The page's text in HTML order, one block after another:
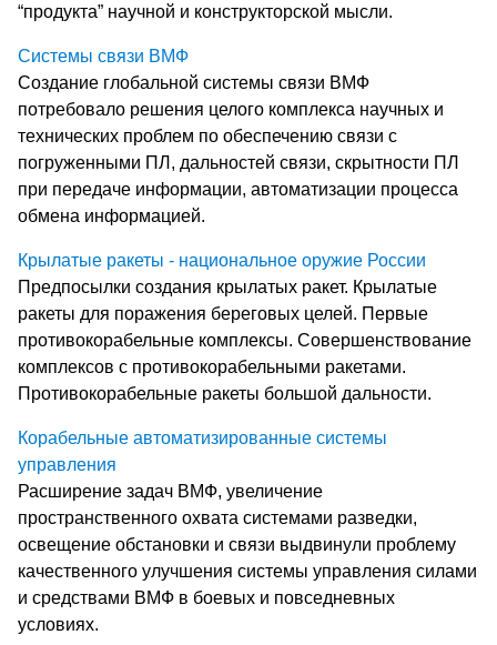
“продукта” научной и конструкторской мысли.
Системы связи ВМФ
Создание глобальной системы связи ВМФ
потребовало решения целого комплекса научных и
технических проблем по обеспечению связи с
погруженными ПЛ, дальностей связи, скрытности ПЛ
при передаче информации, автоматизации процесса
обмена информацией.
Крылатые ракеты - национальное оружие России
Предпосылки создания крылатых ракет. Крылатые
ракеты для поражения береговых целей. Первые
противокорабельные комплексы. Совершенствование
комплексов с противокорабельными ракетами.
Противокорабельные ракеты большой дальности.
Корабельные автоматизированные системы
управления
Расширение задач ВМФ, увеличение
пространственного охвата системами разведки,
освещение обстановки и связи выдвинули проблему
качественного улучшения системы управления силами
и средствами ВМФ в боевых и повседневных
условиях.